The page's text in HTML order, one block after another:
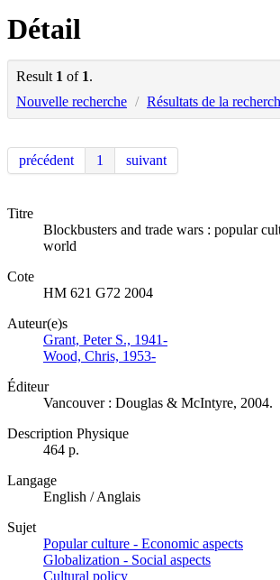
Détail
Result 1 of 1.
Nouvelle recherche / Résultats de la
précédent 1 suivant
Titre
Blockbusters and trade wars : popular
world
Cote
HM 621 G72 2004
Auteur(e)s
Grant, Peter S., 1941-
Wood, Chris, 1953-
Éditeur
Vancouver : Douglas & McIntyre, 2004.
Description Physique
464 p.
Langage
English / Anglais
Sujet
Popular culture - Economic aspects
Globalization - Social aspects
Cultural policy